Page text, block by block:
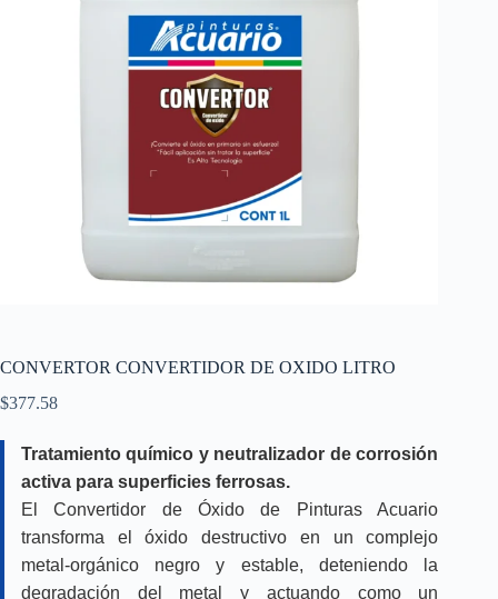
CONVERTOR CONVERTIDOR DE OXIDO LITRO
$377.58
Tratamiento químico y neutralizador de corrosión
activa para superficies ferrosas.
El Convertidor de Óxido de Pinturas Acuario
transforma el óxido destructivo en un complejo
metal-orgánico negro y estable, deteniendo la
degradación del metal y actuando como un